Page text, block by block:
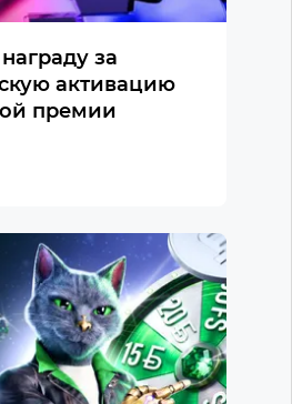
за
активацию
премии